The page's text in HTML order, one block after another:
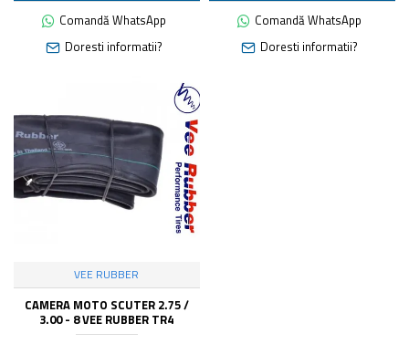
Comandă WhatsApp
Doresti informatii?
Comandă WhatsApp
Doresti informatii?
VEE RUBBER
CAMERA MOTO SCUTER 2.75 /
3.00 - 8 VEE RUBBER TR4